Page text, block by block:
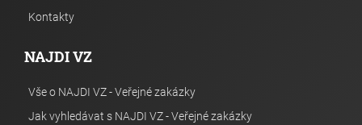
Kontakty
NAJDI VZ
Vše o NAJDI VZ - Veřejné zakázky
Jak vyhledávat s NAJDI VZ - Veřejné zakázky